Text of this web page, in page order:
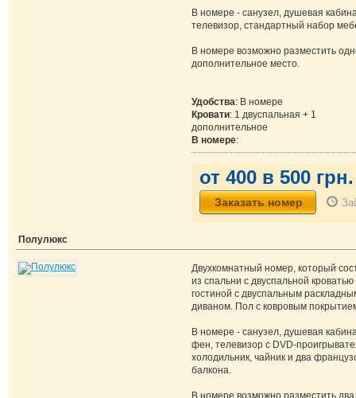
В номере - санузел, душевая
телевизор, стандартный набор
В номере возможно разместить
дополнительное место.
Удобства: В номере
Кровати: 1 двуспальная + 1
дополнительное
В номере:
от 400 в 500 грн.
Полулюкс
Двухкомнатный номер, который
из спальни с двуспальной кроватью
гостиной с двуспальным
диваном. Пол с ковровым
В номере - санузел, душевая
фен, телевизор с DVD-
холодильник, чайник и два
балкона.
В номере возможно разместить два